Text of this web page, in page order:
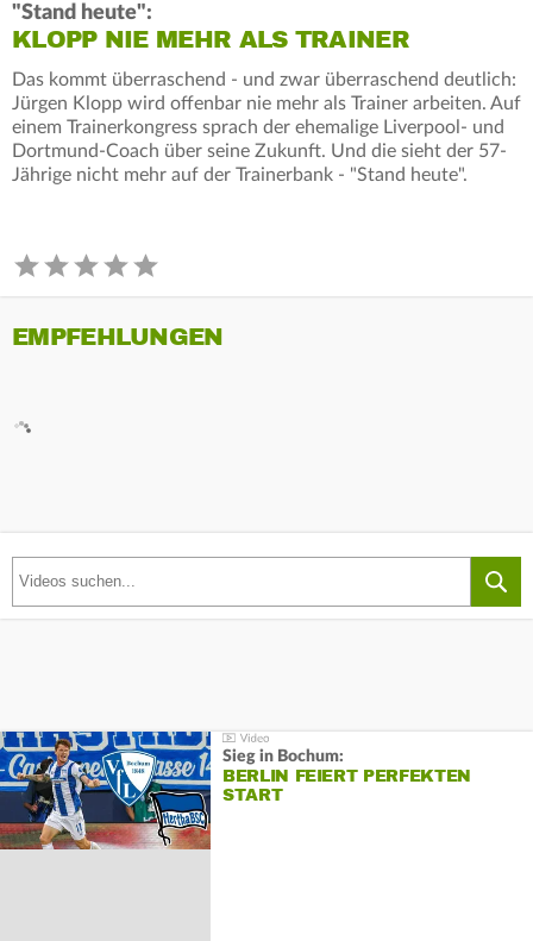
"Stand heute":
KLOPP NIE MEHR ALS TRAINER
Das kommt überraschend - und zwar überraschend deutlich:
Jürgen Klopp wird offenbar nie mehr als Trainer arbeiten. Auf
einem Trainerkongress sprach der ehemalige Liverpool- und
Dortmund-Coach über seine Zukunft. Und die sieht der 57-
Jährige nicht mehr auf der Trainerbank - "Stand heute".
EMPFEHLUNGEN
Sieg in Bochum:
BERLIN FEIERT PERFEKTEN
START